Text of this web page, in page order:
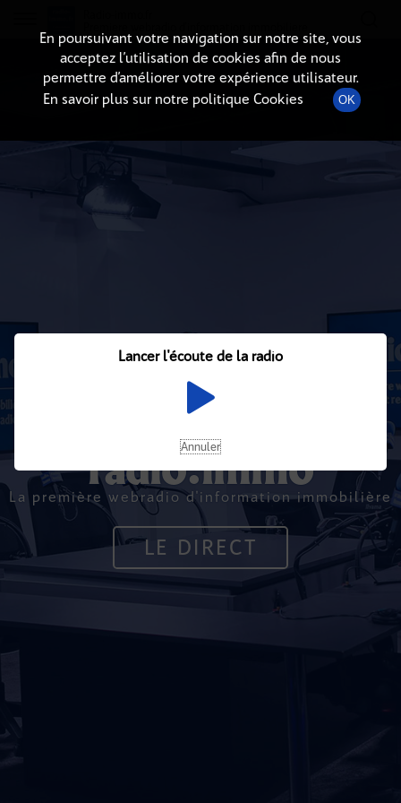
radio.immo
La première webradio d'information immobilière
LE DIRECT
En poursuivant votre navigation sur notre site, vous
acceptez l’utilisation de cookies afin de nous
permettre d’améliorer votre expérience utilisateur.
En savoir plus sur notre politique Cookies
OK
Lancer l'écoute de la radio
Annuler